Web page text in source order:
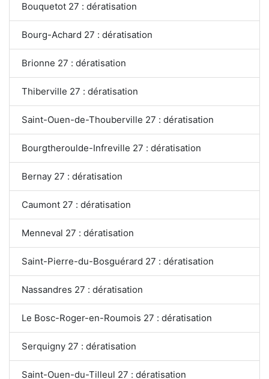
Bouquetot 27 : dératisation
Bourg-Achard 27 : dératisation
Brionne 27 : dératisation
Thiberville 27 : dératisation
Saint-Ouen-de-Thouberville 27 : dératisation
Bourgtheroulde-Infreville 27 : dératisation
Bernay 27 : dératisation
Caumont 27 : dératisation
Menneval 27 : dératisation
Saint-Pierre-du-Bosguérard 27 : dératisation
Nassandres 27 : dératisation
Le Bosc-Roger-en-Roumois 27 : dératisation
Serquigny 27 : dératisation
Saint-Ouen-du-Tilleul 27 : dératisation